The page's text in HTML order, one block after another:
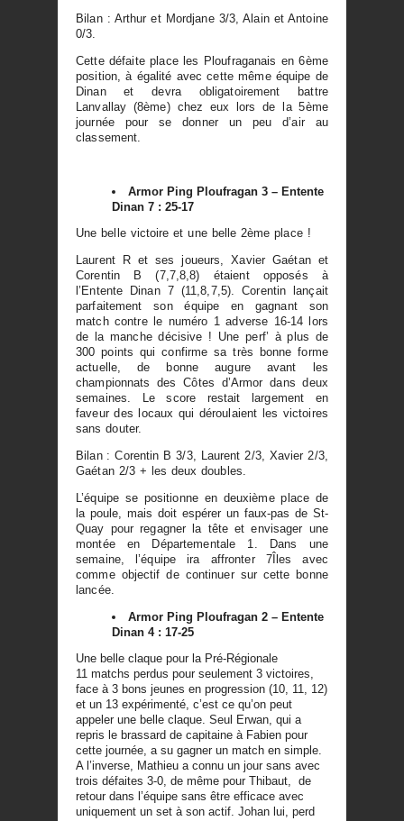
Bilan : Arthur et Mordjane 3/3, Alain et Antoine
0/3.
Cette défaite place les Ploufraganais en 6ème
position, à égalité avec cette même équipe de
Dinan et devra obligatoirement battre
Lanvallay (8ème) chez eux lors de la 5ème
journée pour se donner un peu d’air au
classement.
Armor Ping Ploufragan 3 – Entente
Dinan 7 : 25-17
Une belle victoire et une belle 2ème place !
Laurent R et ses joueurs, Xavier Gaétan et
Corentin B (7,7,8,8) étaient opposés à
l’Entente Dinan 7 (11,8,7,5). Corentin lançait
parfaitement son équipe en gagnant son
match contre le numéro 1 adverse 16-14 lors
de la manche décisive ! Une perf’ à plus de
300 points qui confirme sa très bonne forme
actuelle, de bonne augure avant les
championnats des Côtes d’Armor dans deux
semaines. Le score restait largement en
faveur des locaux qui déroulaient les victoires
sans douter.
Bilan : Corentin B 3/3, Laurent 2/3, Xavier 2/3,
Gaétan 2/3 + les deux doubles.
L’équipe se positionne en deuxième place de
la poule, mais doit espérer un faux-pas de St-
Quay pour regagner la tête et envisager une
montée en Départementale 1. Dans une
semaine, l’équipe ira affronter 7Îles avec
comme objectif de continuer sur cette bonne
lancée.
Armor Ping Ploufragan 2 – Entente
Dinan 4 : 17-25
Une belle claque pour la Pré-Régionale
11 matchs perdus pour seulement 3 victoires,
face à 3 bons jeunes en progression (10, 11, 12)
et un 13 expérimenté, c’est ce qu’on peut
appeler une belle claque. Seul Erwan, qui a
repris le brassard de capitaine à Fabien pour
cette journée, a su gagner un match en simple.
A l’inverse, Mathieu a connu un jour sans avec
trois défaites 3-0, de même pour Thibaut, de
retour dans l’équipe sans être efficace avec
uniquement un set à son actif. Johan lui, perd